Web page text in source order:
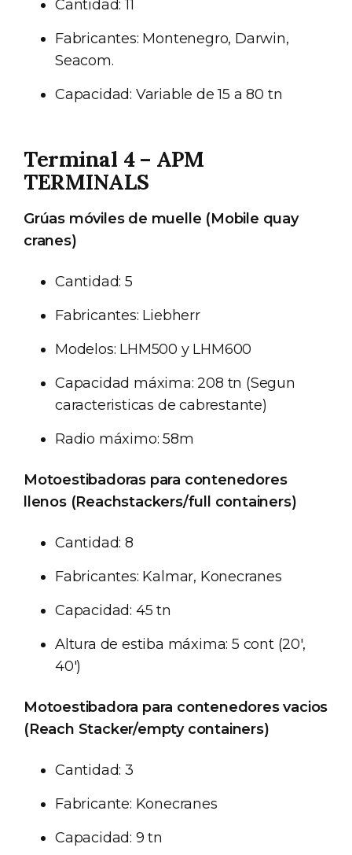
Cantidad: 11
Fabricantes: Montenegro, Darwin,
Seacom.
Capacidad: Variable de 15 a 80 tn
Terminal 4 – APM
TERMINALS
Grúas móviles de muelle (Mobile quay
cranes)
Cantidad: 5
Fabricantes: Liebherr
Modelos: LHM500 y LHM600
Capacidad máxima: 208 tn (Segun
caracteristicas de cabrestante)
Radio máximo: 58m
Motoestibadoras para contenedores
llenos (Reachstackers/full containers)
Cantidad: 8
Fabricantes: Kalmar, Konecranes
Capacidad: 45 tn
Altura de estiba máxima: 5 cont (20',
40')
Motoestibadora para contenedores vacios
(Reach Stacker/empty containers)
Cantidad: 3
Fabricante: Konecranes
Capacidad: 9 tn